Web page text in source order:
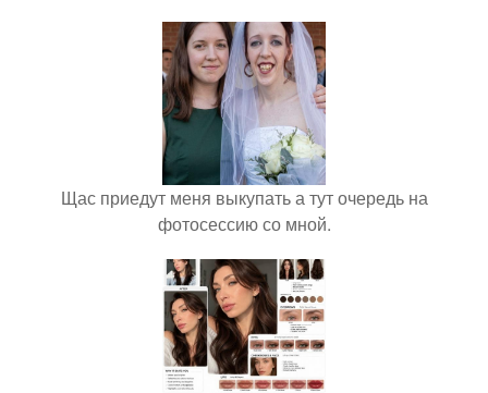
Щас приедут меня выкупать а тут очередь на
фотосессию со мной.